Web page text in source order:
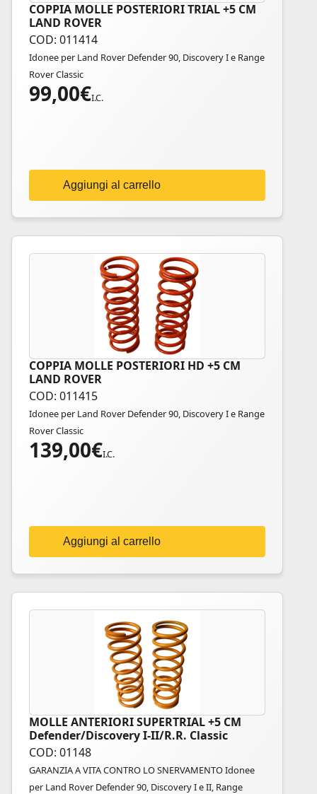
COPPIA MOLLE POSTERIORI TRIAL +5 CM
LAND ROVER
COD: 011414
Idonee per Land Rover Defender 90, Discovery I e Range
Rover Classic
99,00€I.C.
Aggiungi al carrello
COPPIA MOLLE POSTERIORI HD +5 CM
LAND ROVER
COD: 011415
Idonee per Land Rover Defender 90, Discovery I e Range
Rover Classic
139,00€I.C.
Aggiungi al carrello
MOLLE ANTERIORI SUPERTRIAL +5 CM
Defender/Discovery I-II/R.R. Classic
COD: 01148
GARANZIA A VITA CONTRO LO SNERVAMENTO Idonee
per Land Rover Defender 90, Discovery I e II, Range